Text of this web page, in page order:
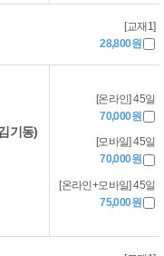
[교재1]
28,800원
기동)
[온라인] 45일
70,000원
[모바일] 45일
70,000원
[온라인+모바일] 45일
75,000원